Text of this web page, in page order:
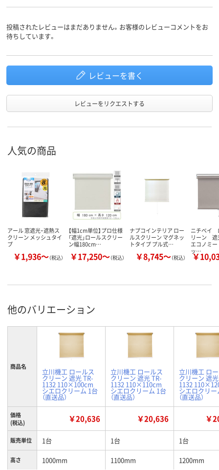
投稿されたレビューはまだありません。お客様のレビューコメントをお
待ちしています。
レビューを書く
レビューをリクエストする
人気の商品
アール 窓遮光・遮熱ス
クリーン メッシュタイ
プ
￥1,936～（税込）
【幅1cm単位】プロ仕様
「遮光」ロールスクリー
ン幅180cm…
￥17,250～（税込）
ナプコインテリア ロー
ルスクリーン マグネッ
トタイプ プル式…
￥8,745～（税込）
ニチベイ
リーン 遮
エコノミ
ッ…
￥
他のバリエーション
商品名
立川機工 ロールス
クリーン 遮光 TR-
1132 110×100cm
シエロクリーム 1台
（直送品）
立川機工 ロールス
クリーン 遮光 TR-
1132 110×110cm
シエロクリーム 1台
（直送品）
立川機工 ロ
クリーン 遮
1132
シエロクリー
（直送品）
価格
(税込)
￥20,636 ￥20,636 ￥
販売単位 1台 1台 1台
高さ 1000mm 1100mm 1200mm